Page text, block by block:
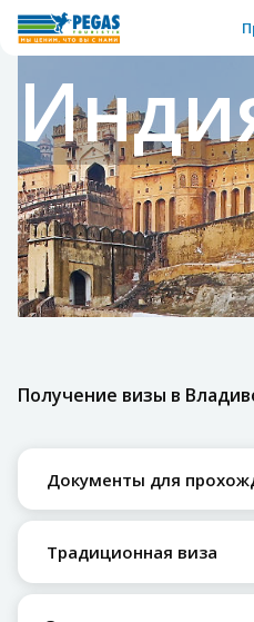
Получение визы в
Документы для
Традиционная виза